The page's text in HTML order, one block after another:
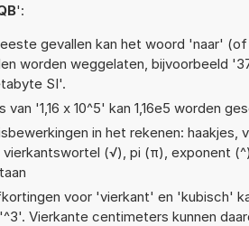
':
gevallen kan het woord 'naar'
worden weggelaten, bijvoorbeeld
SI'.
van '1,16 x 10^5' kan 1,16e5 worden
in het rekenen:
vierkantswortel (√), pi (π), exponent
voor 'vierkant' en 'kubisch'
Vierkante centimeters kunnen